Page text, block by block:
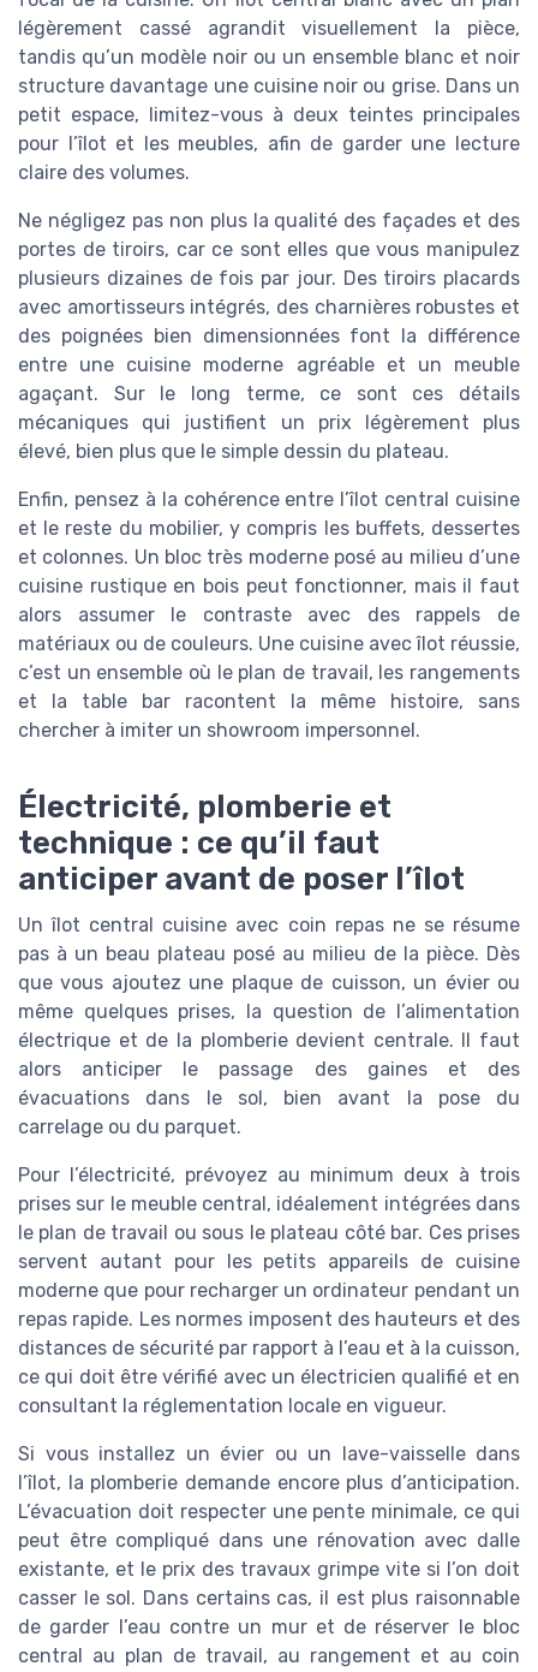
légèrement cassé agrandit visuellement la pièce,
tandis qu’un modèle noir ou un ensemble blanc et noir
structure davantage une cuisine noir ou grise. Dans un
petit espace, limitez-vous à deux teintes principales
pour l’îlot et les meubles, afin de garder une lecture
claire des volumes.
Ne négligez pas non plus la qualité des façades et des
portes de tiroirs, car ce sont elles que vous manipulez
plusieurs dizaines de fois par jour. Des tiroirs placards
avec amortisseurs intégrés, des charnières robustes et
des poignées bien dimensionnées font la différence
entre une cuisine moderne agréable et un meuble
agaçant. Sur le long terme, ce sont ces détails
mécaniques qui justifient un prix légèrement plus
élevé, bien plus que le simple dessin du plateau.
Enfin, pensez à la cohérence entre l’îlot central cuisine
et le reste du mobilier, y compris les buffets, dessertes
et colonnes. Un bloc très moderne posé au milieu d’une
cuisine rustique en bois peut fonctionner, mais il faut
alors assumer le contraste avec des rappels de
matériaux ou de couleurs. Une cuisine avec îlot réussie,
c’est un ensemble où le plan de travail, les rangements
et la table bar racontent la même histoire, sans
chercher à imiter un showroom impersonnel.
Électricité, plomberie et
technique : ce qu’il faut
anticiper avant de poser l’îlot
Un îlot central cuisine avec coin repas ne se résume
pas à un beau plateau posé au milieu de la pièce. Dès
que vous ajoutez une plaque de cuisson, un évier ou
même quelques prises, la question de l’alimentation
électrique et de la plomberie devient centrale. Il faut
alors anticiper le passage des gaines et des
évacuations dans le sol, bien avant la pose du
carrelage ou du parquet.
Pour l’électricité, prévoyez au minimum deux à trois
prises sur le meuble central, idéalement intégrées dans
le plan de travail ou sous le plateau côté bar. Ces prises
servent autant pour les petits appareils de cuisine
moderne que pour recharger un ordinateur pendant un
repas rapide. Les normes imposent des hauteurs et des
distances de sécurité par rapport à l’eau et à la cuisson,
ce qui doit être vérifié avec un électricien qualifié et en
consultant la réglementation locale en vigueur.
Si vous installez un évier ou un lave-vaisselle dans
l’îlot, la plomberie demande encore plus d’anticipation.
L’évacuation doit respecter une pente minimale, ce qui
peut être compliqué dans une rénovation avec dalle
existante, et le prix des travaux grimpe vite si l’on doit
casser le sol. Dans certains cas, il est plus raisonnable
de garder l’eau contre un mur et de réserver le bloc
central au plan de travail, au rangement et au coin